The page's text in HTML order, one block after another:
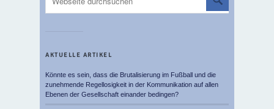
AKTUELLE ARTIKEL
Könnte es sein, dass die Brutalisierung im Fußball und die
zunehmende Regellosigkeit in der Kommunikation auf allen
Ebenen der Gesellschaft einander bedingen?